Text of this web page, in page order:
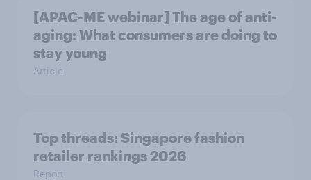
[APAC-ME webinar] The age of anti-
aging: What consumers are doing to
stay young
Article
Top threads: Singapore fashion
retailer rankings 2026
Report